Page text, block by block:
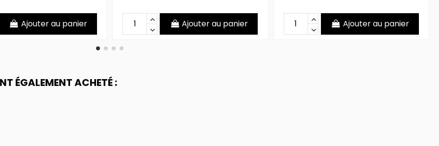
Ajouter au panier Ajouter au panier Ajouter au panier
ÉGALEMENT ACHETÉ :